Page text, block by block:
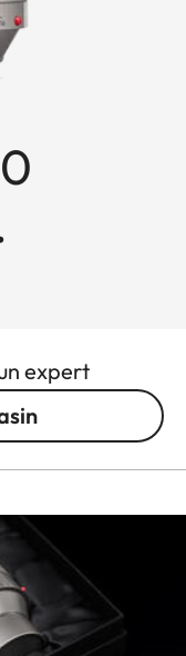
expert